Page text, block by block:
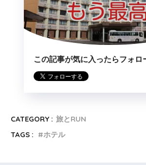
この記事が気に入ったらフォロ
CATEGORY : 旅とRUN
TAGS :
ホテル